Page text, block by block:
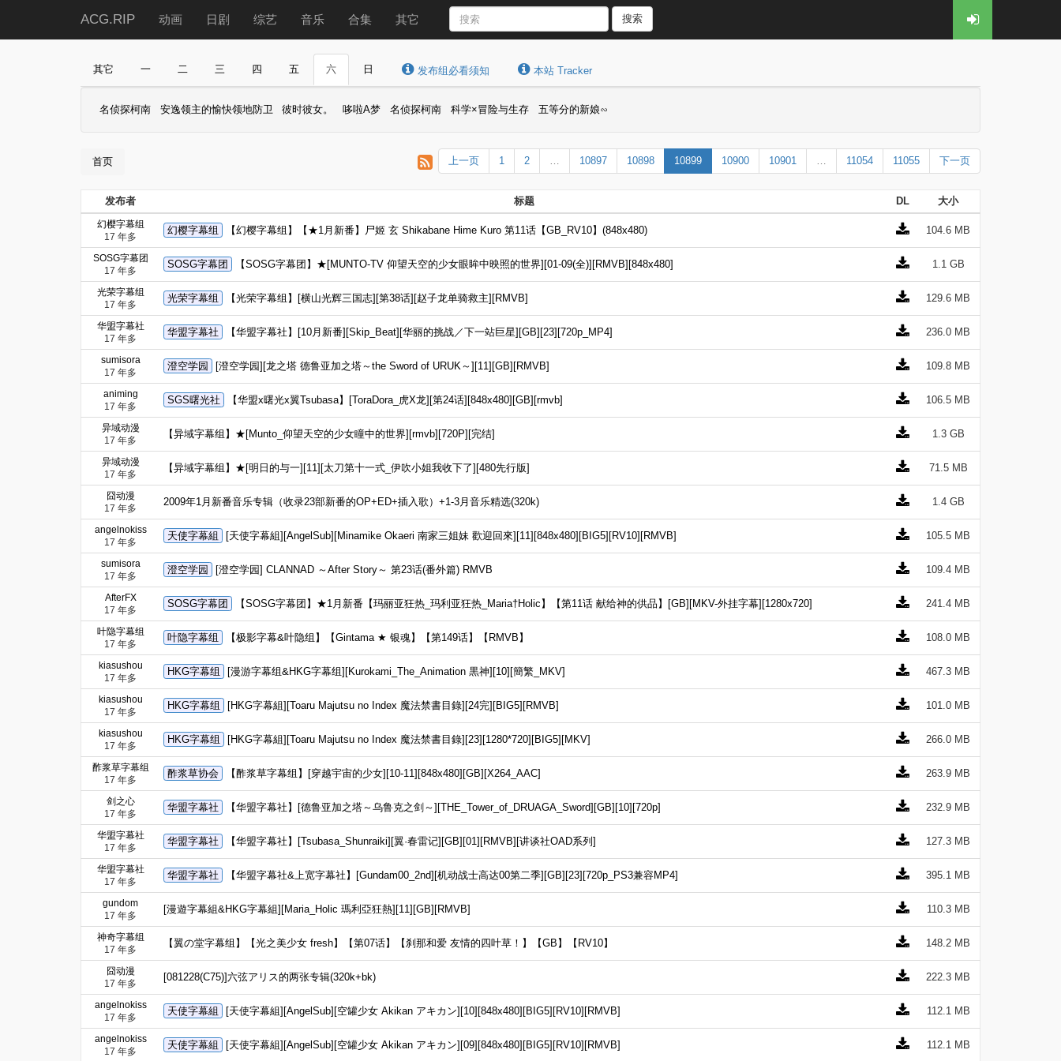
ACG.RIP 动画 日剧 综艺 音乐 合集 其它 搜索
其它 一 二 三 四 五 六 日 发布组必看须知 本站 Tracker
名侦探柯南 安逸领主的愉快领地防卫 彼时彼女。 哆啦A梦 名侦探柯南 科学×冒险与生存 五等分的新娘∽
上一页 1 2 … 10897 10898 10899 10900 10901 … 11054 11055 下一页
首页
发布者 标题 DL 大小
幻樱字幕组
17 年多
幻樱字幕组 【幻樱字幕组】【★1月新番】尸姬 玄 Shikabane Hime Kuro 第11话【GB_RV10】(848x480) 104.6 MB
SOSG字幕团
17 年多
SOSG字幕团 【SOSG字幕团】★[MUNTO-TV 仰望天空的少女眼眸中映照的世界][01-09(全)][RMVB][848x480] 1.1 GB
光荣字幕组
17 年多
光荣字幕组 【光荣字幕组】[横山光辉三国志][第38话][赵子龙单骑救主][RMVB] 129.6 MB
华盟字幕社
17 年多
华盟字幕社 【华盟字幕社】[10月新番][Skip_Beat][华丽的挑战／下一站巨星][GB][23][720p_MP4] 236.0 MB
sumisora
17 年多
澄空学园 [澄空学园][龙之塔 德鲁亚加之塔～the Sword of URUK～][11][GB][RMVB] 109.8 MB
animing
17 年多
SGS曙光社 【华盟x曙光x翼Tsubasa】[ToraDora_虎X龙][第24话][848x480][GB][rmvb] 106.5 MB
异域动漫
17 年多
【异域字幕组】★[Munto_仰望天空的少女瞳中的世界][rmvb][720P][完结] 1.3 GB
异域动漫
17 年多
【异域字幕组】★[明日的与一][11][太刀第十一式_伊吹小姐我收下了][480先行版] 71.5 MB
囧动漫
17 年多
2009年1月新番音乐专辑（收录23部新番的OP+ED+插入歌）+1-3月音乐精选(320k) 1.4 GB
angelnokiss
17 年多
天使字幕組 [天使字幕組][AngelSub][Minamike Okaeri 南家三姐妹 歡迎回來][11][848x480][BIG5][RV10][RMVB] 105.5 MB
sumisora
17 年多
澄空学园 [澄空学园] CLANNAD ～After Story～ 第23话(番外篇) RMVB 109.4 MB
AfterFX
17 年多
SOSG字幕团 【SOSG字幕团】★1月新番【玛丽亚狂热_玛利亚狂热_Maria†Holic】【第11话 献给神的供品】[GB][MKV-外挂字幕][1280x720] 241.4 MB
叶隐字幕组
17 年多
叶隐字幕组 【极影字幕&叶隐组】【Gintama ★ 银魂】【第149话】【RMVB】 108.0 MB
kiasushou
17 年多
HKG字幕组 [漫游字幕组&HKG字幕组][Kurokami_The_Animation 黒神][10][簡繁_MKV] 467.3 MB
kiasushou
17 年多
HKG字幕组 [HKG字幕組][Toaru Majutsu no Index 魔法禁書目錄][24完][BIG5][RMVB] 101.0 MB
kiasushou
17 年多
HKG字幕组 [HKG字幕組][Toaru Majutsu no Index 魔法禁書目錄][23][1280*720][BIG5][MKV] 266.0 MB
酢浆草字幕组
17 年多
酢浆草协会 【酢浆草字幕组】[穿越宇宙的少女][10-11][848x480][GB][X264_AAC] 263.9 MB
剑之心
17 年多
华盟字幕社 【华盟字幕社】[德鲁亚加之塔～乌鲁克之剑～][THE_Tower_of_DRUAGA_Sword][GB][10][720p] 232.9 MB
华盟字幕社
17 年多
华盟字幕社 【华盟字幕社】[Tsubasa_Shunraiki][翼·春雷记][GB][01][RMVB][讲谈社OAD系列] 127.3 MB
华盟字幕社
17 年多
华盟字幕社 【华盟字幕社&上宽字幕社】[Gundam00_2nd][机动战士高达00第二季][GB][23][720p_PS3兼容MP4] 395.1 MB
gundom
17 年多
[漫遊字幕組&HKG字幕組][Maria_Holic 瑪利亞狂熱][11][GB][RMVB] 110.3 MB
神奇字幕组
17 年多
【翼の堂字幕组】【光之美少女 fresh】【第07话】【刹那和爱 友情的四叶草！】【GB】【RV10】 148.2 MB
囧动漫
17 年多
[081228(C75)]六弦アリス的两张专辑(320k+bk) 222.3 MB
angelnokiss
17 年多
天使字幕組 [天使字幕組][AngelSub][空罐少女 Akikan アキカン][10][848x480][BIG5][RV10][RMVB] 112.1 MB
angelnokiss
17 年多
天使字幕組 [天使字幕組][AngelSub][空罐少女 Akikan アキカン][09][848x480][BIG5][RV10][RMVB] 112.1 MB